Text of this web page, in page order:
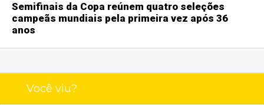
Semifinais da Copa reúnem quatro seleções
campeãs mundiais pela primeira vez após 36
anos
Você viu?